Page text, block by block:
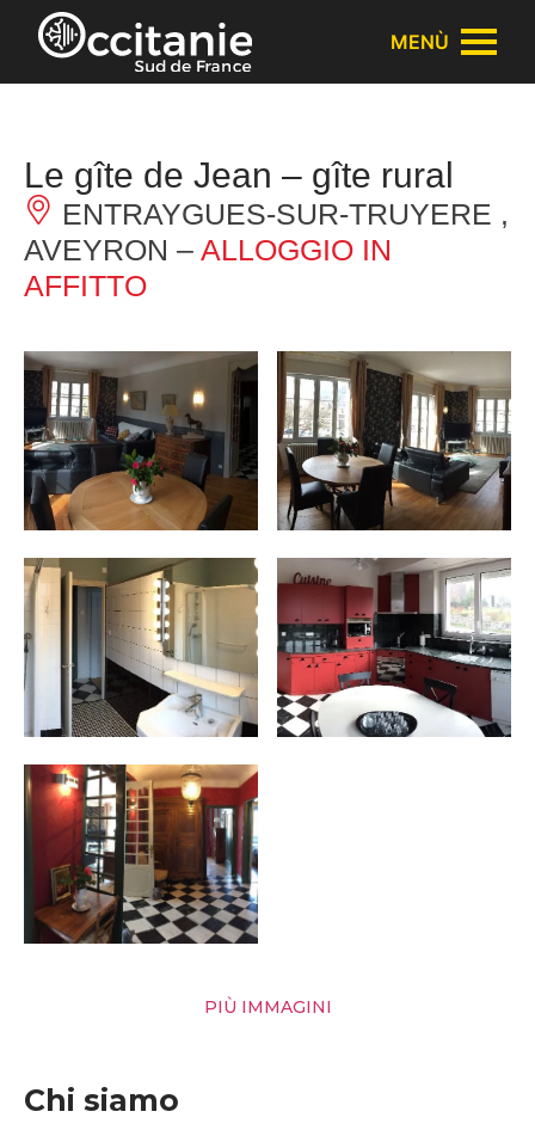
Pannello di gestione dei cookies
MENÙ
Le gîte de Jean – gîte rural
ENTRAYGUES-SUR-TRUYERE ,
AVEYRON – ALLOGGIO IN
AFFITTO
PIÙ IMMAGINI
Chi siamo